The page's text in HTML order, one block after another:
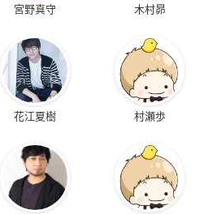
宮野真守 木村昴
花江夏樹 村瀬歩